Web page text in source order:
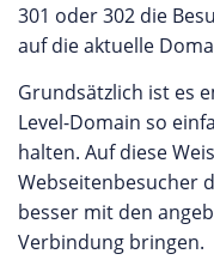
301 oder 302 die
auf die aktuelle
Grundsätzlich ist es
Level-Domain so
halten. Auf diese
Webseitenbesucher
besser mit den
Verbindung bringen.